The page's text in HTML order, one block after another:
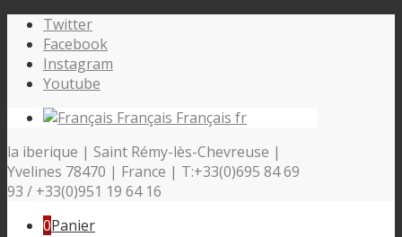
Twitter
Facebook
Instagram
Youtube
Français Français fr
la iberique | Saint Rémy-lès-Chevreuse |
Yvelines 78470 | France | T:+33(0)695 84 69
93 / +33(0)951 19 64 16
0Panier